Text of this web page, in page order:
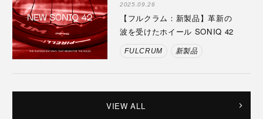
2025.09.26
【フルクラム：新製品】革新の
波を受けたホイール SONIQ 42
FULCRUM 新製品
VIEW ALL